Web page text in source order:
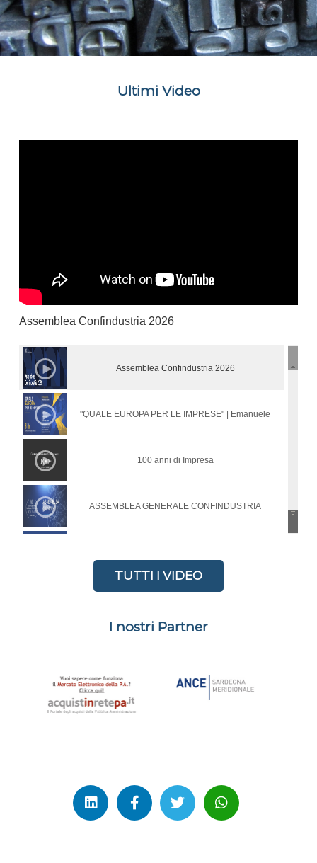
Ultimi Video
Assemblea Confindustria 2026
Assemblea Confindustria 2026
"QUALE EUROPA PER LE IMPRESE" | Emanuele
Orsini ed Enrico Letta ospiti di Confindustria Sardegna
100 anni di Impresa
ASSEMBLEA GENERALE CONFINDUSTRIA
TUTTI I VIDEO
I nostri Partner